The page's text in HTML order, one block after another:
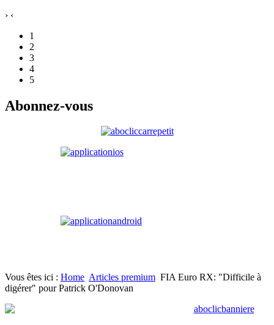
› ‹
1
2
3
4
5
Abonnez-vous
Vous êtes ici : Home Articles premium FIA Euro RX: "Difficile à
digérer" pour Patrick O'Donovan